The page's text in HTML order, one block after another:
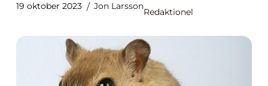
19 oktober 2023 Jon Larsson
Redaktionel